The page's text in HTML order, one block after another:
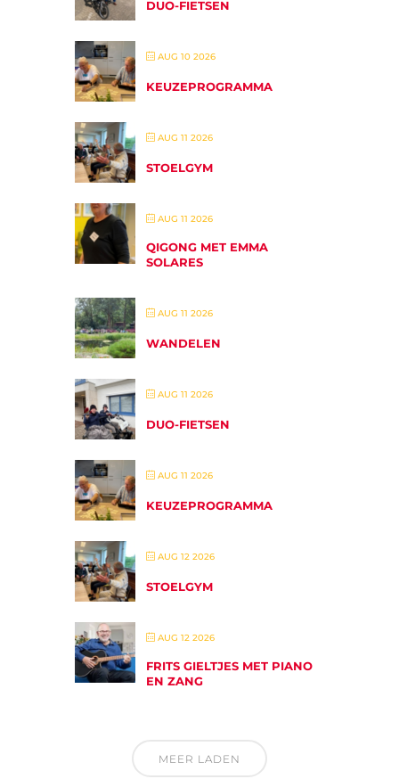
DUO-FIETSEN
AUG 10 2026
KEUZEPROGRAMMA
AUG 11 2026
STOELGYM
AUG 11 2026
QIGONG MET EMMA
SOLARES
AUG 11 2026
WANDELEN
AUG 11 2026
DUO-FIETSEN
AUG 11 2026
KEUZEPROGRAMMA
AUG 12 2026
STOELGYM
AUG 12 2026
FRITS GIELTJES MET PIANO
EN ZANG
MEER LADEN